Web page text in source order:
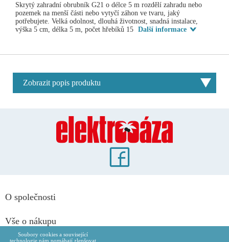
Skrytý zahradní obrubník G21 o délce 5 m rozdělí zahradu nebo
pozemek na menší části nebo vytyčí záhon ve tvaru, jaký
potřebujete. Velká odolnost, dlouhá životnost, snadná instalace,
výška 5 cm, délka 5 m, počet hřebíků 15 Další informace
Zobrazit popis produktu
O společnosti
Vše o nákupu
Soubory cookies a související
technologie nám pomáhají zlepšovat